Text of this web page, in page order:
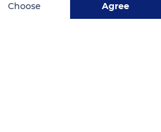
Choose Agree